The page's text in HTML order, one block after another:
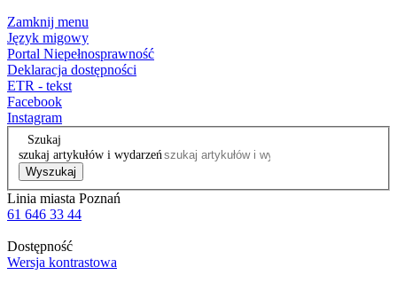
Zamknij menu
Język migowy
Portal Niepełnosprawność
Deklaracja dostępności
ETR - tekst
Facebook
Instagram
Szukaj
szukaj artykułów i wydarzeń
Wyszukaj
Linia miasta Poznań
61 646 33 44
Dostępność
Wersja kontrastowa